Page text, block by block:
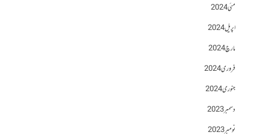
مئی 2024
اپریل 2024
مارچ 2024
فروری 2024
جنوری 2024
دسمبر 2023
نومبر 2023